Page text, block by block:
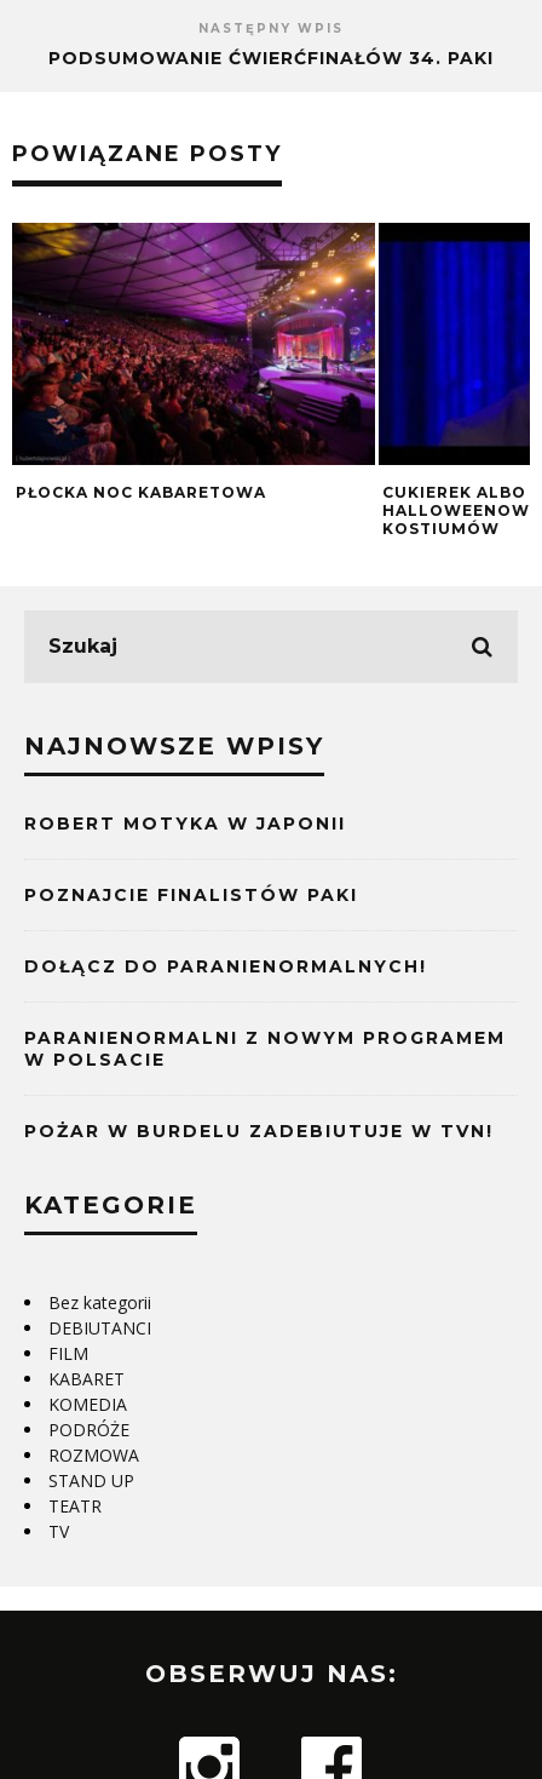
NASTĘPNY WPIS
PODSUMOWANIE ĆWIERĆFINAŁÓW 34. PAKI
POWIĄZANE POSTY
PŁOCKA NOC KABARETOWA
CUKIEREK ALBO
KOSTIUMÓW
NAJNOWSZE WPISY
ROBERT MOTYKA W JAPONII
POZNAJCIE FINALISTÓW PAKI
DOŁĄCZ DO PARANIENORMALNYCH!
PARANIENORMALNI Z NOWYM PROGRAMEM
W POLSACIE
POŻAR W BURDELU ZADEBIUTUJE W TVN!
KATEGORIE
Bez kategorii
DEBIUTANCI
FILM
KABARET
KOMEDIA
PODRÓŻE
ROZMOWA
STAND UP
TEATR
TV
OBSERWUJ NAS: